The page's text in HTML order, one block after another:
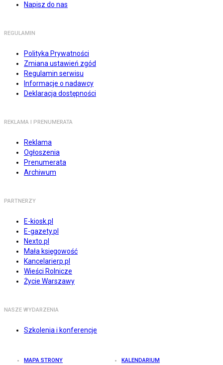
Napisz do nas
REGULAMIN
Polityka Prywatności
Zmiana ustawień zgód
Regulamin serwisu
Informacje o nadawcy
Deklaracja dostępności
REKLAMA I PRENUMERATA
Reklama
Ogłoszenia
Prenumerata
Archiwum
PARTNERZY
E-kiosk.pl
E-gazety.pl
Nexto.pl
Mała księgowość
Kancelarierp.pl
Wieści Rolnicze
Życie Warszawy
NASZE WYDARZENIA
Szkolenia i konferencje
MAPA STRONY KALENDARIUM